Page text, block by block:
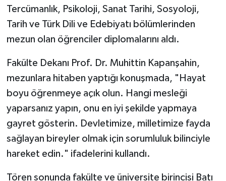
Tercümanlık, Psikoloji, Sanat Tarihi, Sosyoloji,
Tarih ve Türk Dili ve Edebiyatı bölümlerinden
mezun olan öğrenciler diplomalarını aldı.
Fakülte Dekanı Prof. Dr. Muhittin Kapanşahin,
mezunlara hitaben yaptığı konuşmada, "Hayat
boyu öğrenmeye açık olun. Hangi mesleği
yaparsanız yapın, onu en iyi şekilde yapmaya
gayret gösterin. Devletimize, milletimize fayda
sağlayan bireyler olmak için sorumluluk bilinciyle
hareket edin." ifadelerini kullandı.
Tören sonunda fakülte ve üniversite birincisi Batı